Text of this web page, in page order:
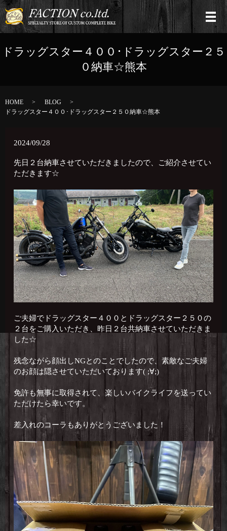
ドラッグスター４００･ドラッグスター２５
０納車☆熊本
HOME
BLOG
ドラッグスター４００･ドラッグスター２５０納車☆熊本
2024/09/28
先日２台納車させていただきましたので、ご紹介させてい
ただきます☆
ご夫婦でドラッグスター４００とドラッグスター２５０の
２台をご購入いただき、昨日２台共納車させていただきま
した☆
残念ながら顔出しNGとのことでしたので、素敵なご夫婦
のお顔は隠させていただいております( ;∀;)
免許も無事に取得されて、楽しいバイクライフを送ってい
ただけたら幸いです。
差入れのコーラもありがとうございました！